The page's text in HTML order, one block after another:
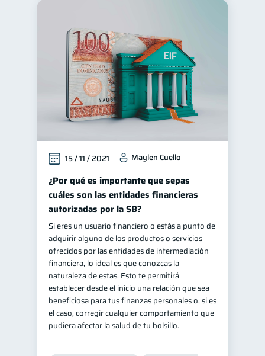
15 / 11 / 2021 Maylen Cuello
¿Por qué es importante que sepas
cuáles son las entidades financieras
autorizadas por la SB?
Si eres un usuario financiero o estás a punto de
adquirir alguno de los productos o servicios
ofrecidos por las entidades de intermediación
financiera, lo ideal es que conozcas la
naturaleza de estas. Esto te permitirá
establecer desde el inicio una relación que sea
beneficiosa para tus finanzas personales o, si es
el caso, corregir cualquier comportamiento que
pudiera afectar la salud de tu bolsillo.